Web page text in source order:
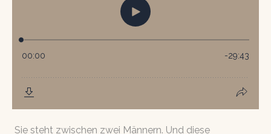
Sie steht zwischen zwei Männern. Und diese